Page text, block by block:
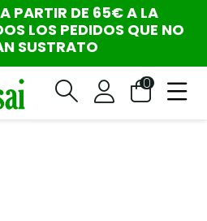
PARTIR DE 65€ A LA
LOS PEDIDOS QUE NO
SUSTRATO
0